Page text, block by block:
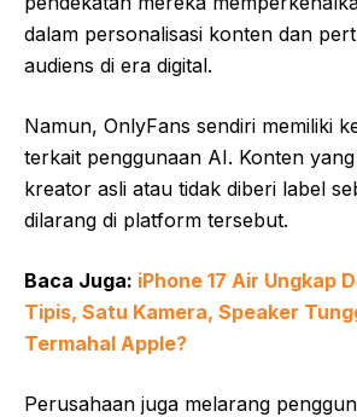
dalam personalisasi konten dan
audiens di era digital.
Namun, OnlyFans sendiri memiliki
terkait penggunaan AI. Konten
kreator asli atau tidak diberi label
dilarang di platform tersebut.
Baca Juga: iPhone 17 Air Ungkap
Tipis, Satu Kamera, Speaker
Termahal Apple?
Perusahaan juga melarang